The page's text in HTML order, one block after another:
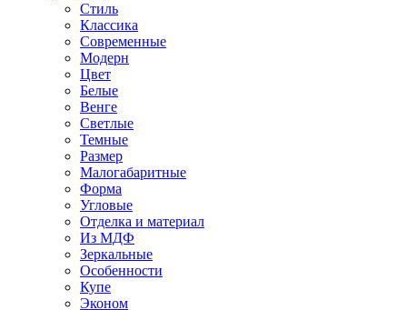
Стиль
Классика
Современные
Модерн
Цвет
Белые
Венге
Светлые
Темные
Размер
Малогабаритные
Форма
Угловые
Отделка и материал
Из МДФ
Зеркальные
Особенности
Купе
Эконом